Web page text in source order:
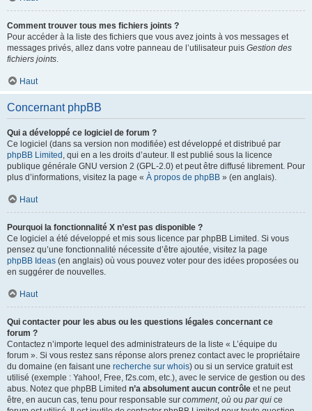
Comment trouver tous mes fichiers joints ?
Pour accéder à la liste des fichiers que vous avez joints à vos messages et
messages privés, allez dans votre panneau de l’utilisateur puis Gestion des
fichiers joints.
Haut
Concernant phpBB
Qui a développé ce logiciel de forum ?
Ce logiciel (dans sa version non modifiée) est développé et distribué par
phpBB Limited , qui en a les droits d’auteur. Il est publié sous la licence
publique générale GNU version 2 (GPL-2.0) et peut être diffusé librement. Pour
plus d’informations, visitez la page « À propos de phpBB » (en anglais).
Haut
Pourquoi la fonctionnalité X n’est pas disponible ?
Ce logiciel a été développé et mis sous licence par phpBB Limited. Si vous
pensez qu’une fonctionnalité nécessite d’être ajoutée, visitez la page
phpBB Ideas (en anglais) où vous pouvez voter pour des idées proposées ou
en suggérer de nouvelles.
Haut
Qui contacter pour les abus ou les questions légales concernant ce
forum ?
Contactez n’importe lequel des administrateurs de la liste « L’équipe du
forum ». Si vous restez sans réponse alors prenez contact avec le propriétaire
du domaine (en faisant une recherche sur whois) ou si un service gratuit est
utilisé (exemple : Yahoo!, Free, f2s.com, etc.), avec le service de gestion ou des
abus. Notez que phpBB Limited n’a absolument aucun contrôle et ne peut
être, en aucun cas, tenu pour responsable sur comment, où ou par qui ce